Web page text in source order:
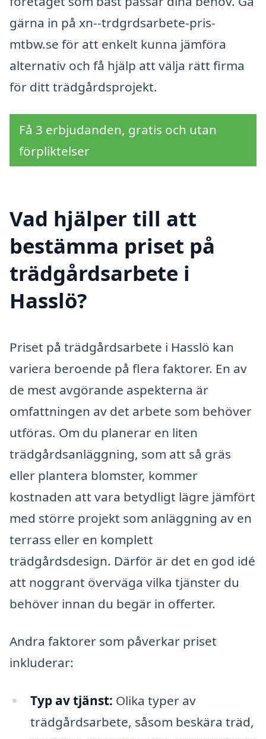
gärna in på xn--trdgrdsarbete-pris-
mtbw.se för att enkelt kunna jämföra
alternativ och få hjälp att välja rätt firma
för ditt trädgårdsprojekt.
Få 3 erbjudanden, gratis och utan
förpliktelser
Vad hjälper till att
bestämma priset på
trädgårdsarbete i
Hasslö?
Priset på trädgårdsarbete i Hasslö kan
variera beroende på flera faktorer. En av
de mest avgörande aspekterna är
omfattningen av det arbete som behöver
utföras. Om du planerar en liten
trädgårdsanläggning, som att så gräs
eller plantera blomster, kommer
kostnaden att vara betydligt lägre jämfört
med större projekt som anläggning av en
terrass eller en komplett
trädgårdsdesign. Därför är det en god idé
att noggrant överväga vilka tjänster du
behöver innan du begär in offerter.
Andra faktorer som påverkar priset
inkluderar:
Typ av tjänst: Olika typer av
trädgårdsarbete, såsom beskära träd,